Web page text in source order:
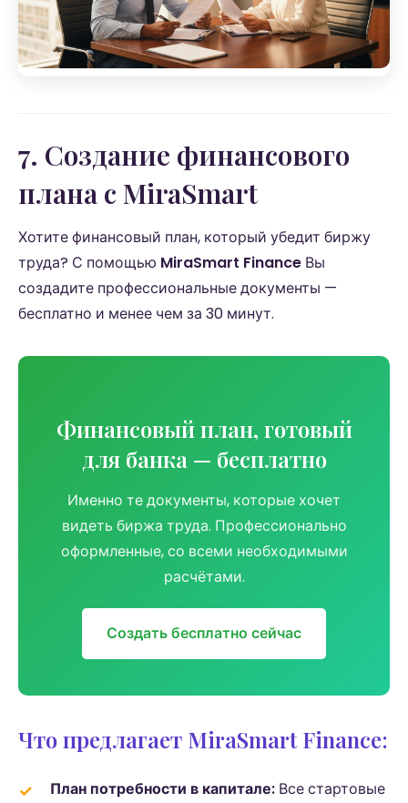
7. Создание финансового
плана с MiraSmart
Хотите финансовый план, который убедит биржу
труда? С помощью MiraSmart Finance Вы
создадите профессиональные документы —
бесплатно и менее чем за 30 минут.
Финансовый план, готовый
для банка — бесплатно
Именно те документы, которые хочет
видеть биржа труда. Профессионально
оформленные, со всеми необходимыми
расчётами.
Создать бесплатно сейчас
Что предлагает MiraSmart Finance:
План потребности в капитале: Все стартовые